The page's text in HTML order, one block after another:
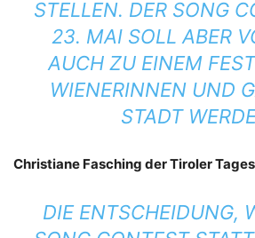
STELLEN. DER SONG
23. MAI SOLL ABER
AUCH ZU EINEM
WIENERINNEN UND
STADT
Christiane Fasching der Tiroler
DIE ENTSCHEIDUNG,